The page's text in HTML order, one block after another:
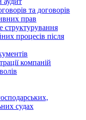
та договорів
прав
структурування
процесів після
компаній
судах